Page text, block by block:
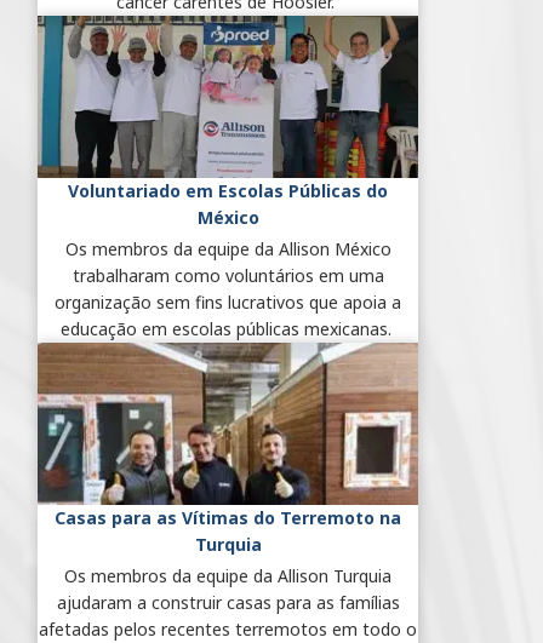
Voluntariado em Escolas Públicas do
México
Os membros da equipe da Allison México
trabalharam como voluntários em uma
organização sem fins lucrativos que apoia a
educação em escolas públicas mexicanas.
Casas para as Vítimas do Terremoto na
Turquia
Os membros da equipe da Allison Turquia
ajudaram a construir casas para as famílias
afetadas pelos recentes terremotos em todo o